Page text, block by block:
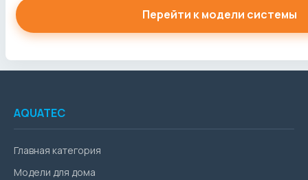
Перейти к модели системы
AQUATEC
Главная категория
Модели для дома